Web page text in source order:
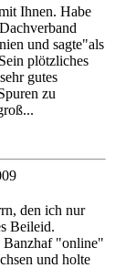
Ihnen. Habe
und sagte"als
plötzliches
gutes
zu
den ich nur
Beileid.
Banzhaf "online"
und holte